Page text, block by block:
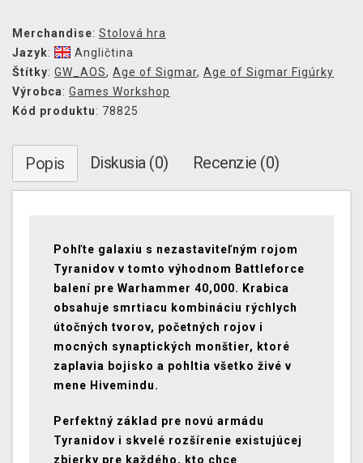
Merchandise: Stolová hra
Jazyk:
Angličtina
Štítky: GW_AOS, Age of Sigmar, Age of Sigmar Figúrky
Výrobca: Games Workshop
Kód produktu: 78825
Popis Diskusia (0) Recenzie (0)
Pohľte galaxiu s nezastaviteľným rojom
Tyranidov v tomto výhodnom Battleforce
balení pre Warhammer 40,000. Krabica
obsahuje smrtiacu kombináciu rýchlych
útočných tvorov, početných rojov i
mocných synaptických monštier, ktoré
zaplavia bojisko a pohltia všetko živé v
mene Hivemindu.
Perfektný základ pre novú armádu
Tyranidov i skvelé rozšírenie existujúcej
zbierky pre každého, kto chce